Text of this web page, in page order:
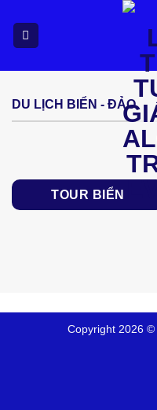
qua
nội
dung
DU LỊCH BIỂN - ĐẢO
TOUR BIỂN
Copyright 2026 ©